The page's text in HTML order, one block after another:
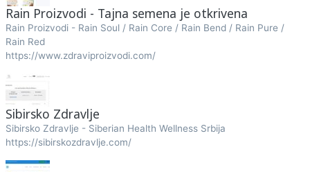
Rain Proizvodi - Tajna semena je otkrivena
Rain Proizvodi - Rain Soul / Rain Core / Rain Bend / Rain Pure /
Rain Red
https://www.zdraviproizvodi.com/
Sibirsko Zdravlje
Sibirsko Zdravlje - Siberian Health Wellness Srbija
https://sibirskozdravlje.com/